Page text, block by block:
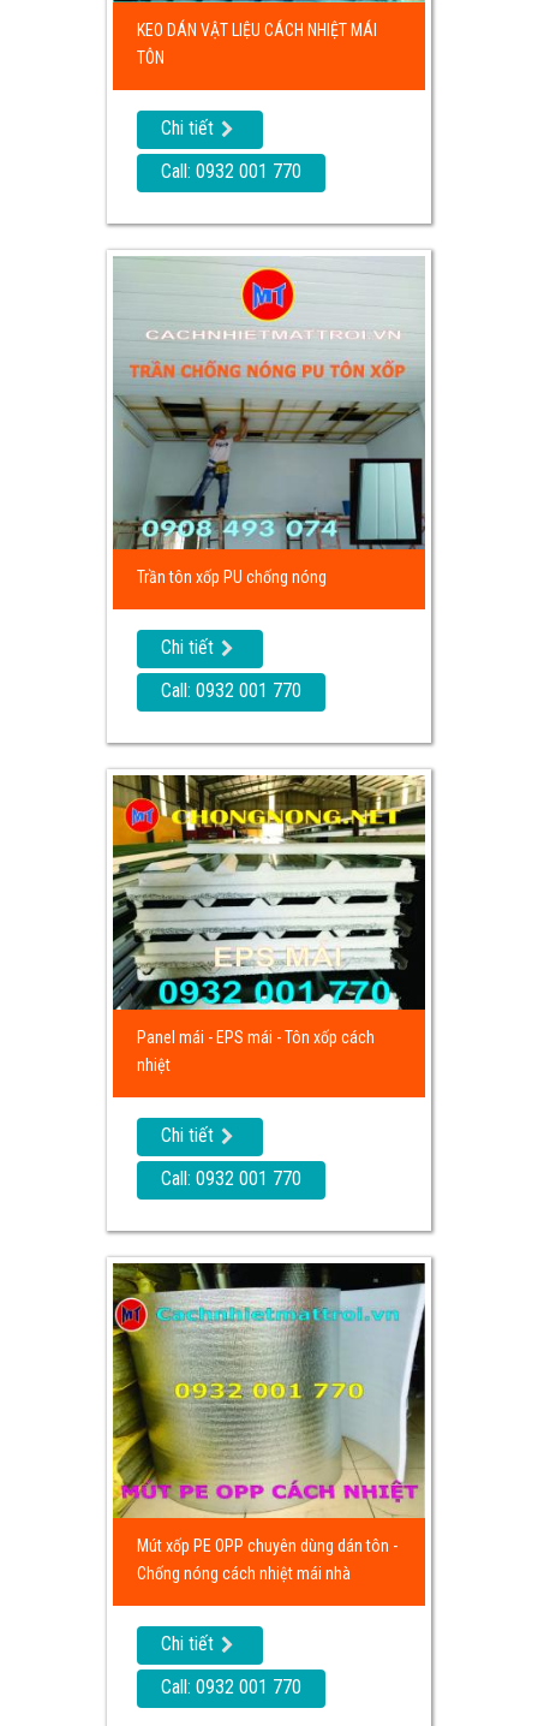
KEO DÁN VẬT LIỆU CÁCH NHIỆT MÁI
TÔN
Chi tiết
Call: 0932 001 770
Trần tôn xốp PU chống nóng
Chi tiết
Call: 0932 001 770
Panel mái - EPS mái - Tôn xốp cách
nhiệt
Chi tiết
Call: 0932 001 770
Mút xốp PE OPP chuyên dùng dán tôn -
Chống nóng cách nhiệt mái nhà
Chi tiết
Call: 0932 001 770